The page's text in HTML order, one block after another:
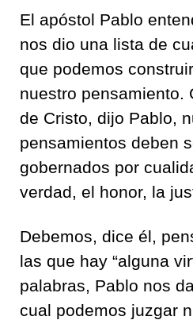
El apóstol Pablo
nos dio una lista de
que podemos
nuestro pensamiento.
de Cristo, dijo Pablo,
pensamientos deben
gobernados por
verdad, el honor, la
Debemos, dice él,
las que hay “alguna
palabras, Pablo nos
cual podemos juzgar